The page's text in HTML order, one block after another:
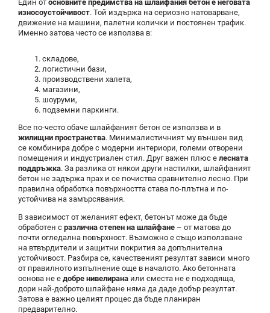
Един от основните предимства на шлайфания бетон е неговата
износоустойчивост. Той издържа на сериозно натоварване,
движение на машини, палетни колички и постоянен трафик.
Именно затова често се използва в:
складове,
логистични бази,
производствени халета,
магазини,
шоуруми,
подземни паркинги.
Все по-често обаче шлайфаният бетон се използва и в
жилищни пространства. Минималистичният му външен вид
се комбинира добре с модерни интериори, големи отворени
помещения и индустриален стил. Друг важен плюс е лесната
поддръжка. За разлика от някои други настилки, шлайфаният
бетон не задържа прах и се почиства сравнително лесно. При
правилна обработка повърхността става по-плътна и по-
устойчива на замърсявания.
В зависимост от желаният ефект, бетонът може да бъде
обработен с различна степен на шлайфане – от матова до
почти огледална повърхност. Възможно е също използване
на втвърдители и защитни покрития за допълнителна
устойчивост. Разбира се, качественият резултат зависи много
от правилното изпълнение още в началото. Ако бетонната
основа не е добре нивелирана или сместа не е подходяща,
дори най-доброто шлайфане няма да даде добър резултат.
Затова е важно целият процес да бъде планиран
предварително.